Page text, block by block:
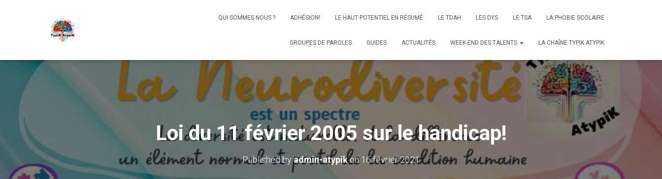
QUI SOMMES NOUS ? ADHÉSION! LE HAUT POTENTIEL EN RÉSUMÉ LE TDAH LES DYS LE TSA LA PHOBIE SCOLAIRE
GROUPES DE PAROLES GUIDES ACTUALITÉS WEEK-END DES TALENTS LA CHAÎNE TYPIK ATYPIK
Loi du 11 février 2005 sur le handicap!
Published byadmin-atypikon16 février 2021